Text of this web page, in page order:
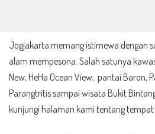
Jogjakarta memang istimewa dengan
alam mempesona. Salah satunya
New, HeHa Ocean View, pantai Baron,
Parangtritissampai wisata Bukit
kunjungi halaman kami tentang